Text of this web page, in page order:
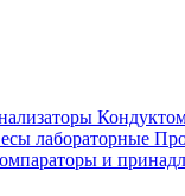
лабораторные
и